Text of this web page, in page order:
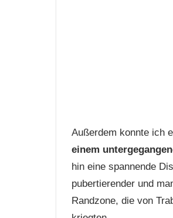
Außerdem konnte ich
einem
hin eine spannende
pubertierender und
Randzone, die von